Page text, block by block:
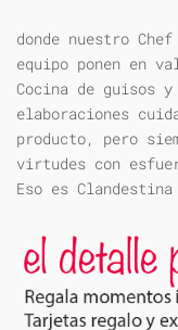
donde nuestro
equipo ponen en
Cocina de guisos
elaboraciones
producto, pero
virtudes con
Eso es